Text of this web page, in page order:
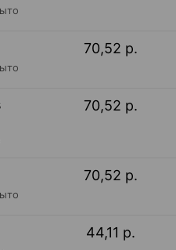
70,52 р.
70,52 р.
70,52 р.
44,11 р.